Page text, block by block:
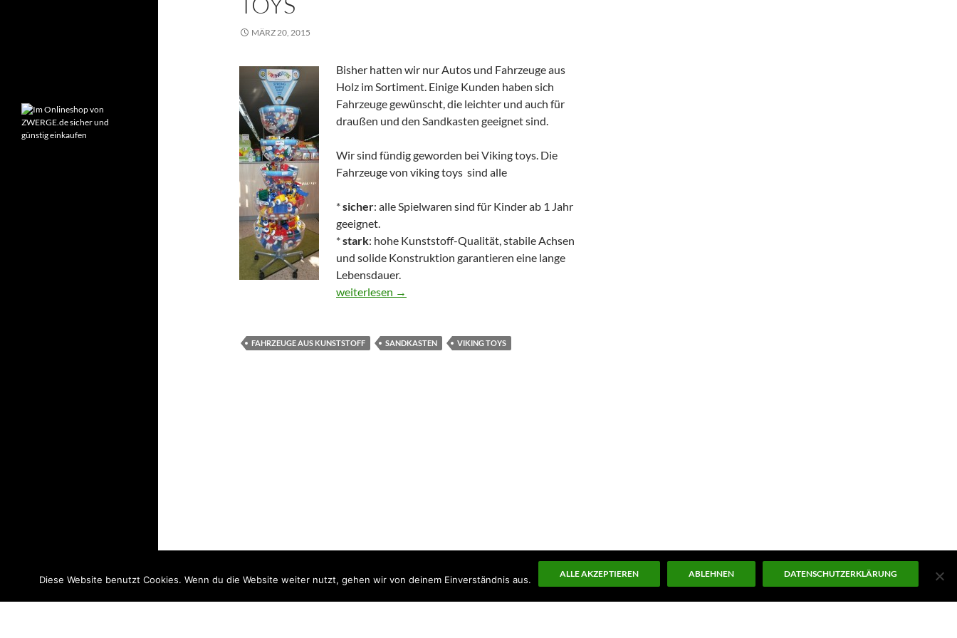
MÄRZ 20, 2015
Bisher hatten wir nur Autos und Fahrzeuge aus
Holz im Sortiment. Einige Kunden haben sich
Fahrzeuge gewünscht, die leichter und auch für
draußen und den Sandkasten geeignet sind.
Wir sind fündig geworden bei Viking toys. Die
Fahrzeuge von viking toys sind alle
*sicher: alle Spielwaren sind für Kinder ab 1 Jahr
geeignet.
*stark: hohe Kunststoff-Qualität, stabile Achsen
und solide Konstruktion garantieren eine lange
Lebensdauer.
Fahrzeuge von viking toys
weiterlesen →
FAHRZEUGE AUS KUNSTSTOFF SANDKASTEN VIKING TOYS
Diese Website benutzt Cookies. Wenn du die Website weiter nutzt, gehen wir von deinem Einverständnis aus.
ALLE AKZEPTIEREN ABLEHNEN DATENSCHUTZERKLÄRUNG